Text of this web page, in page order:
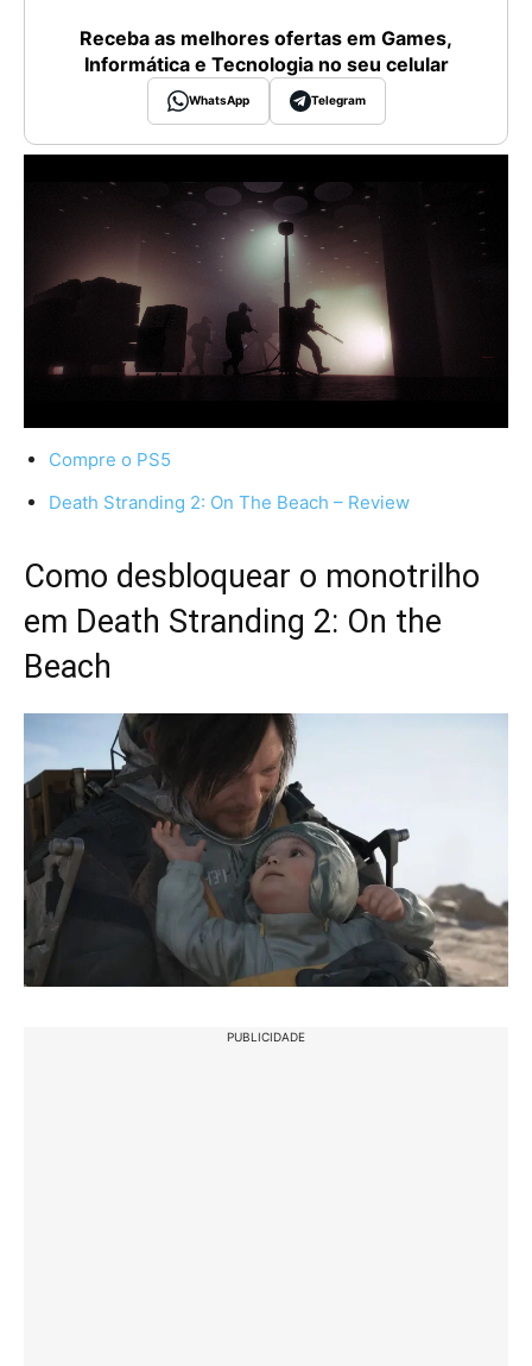
Receba as melhores ofertas em Games,
Informática e Tecnologia no seu celular
WhatsApp Telegram
Compre o PS5
Death Stranding 2: On The Beach – Review
Como desbloquear o monotrilho
em Death Stranding 2: On the
Beach
PUBLICIDADE